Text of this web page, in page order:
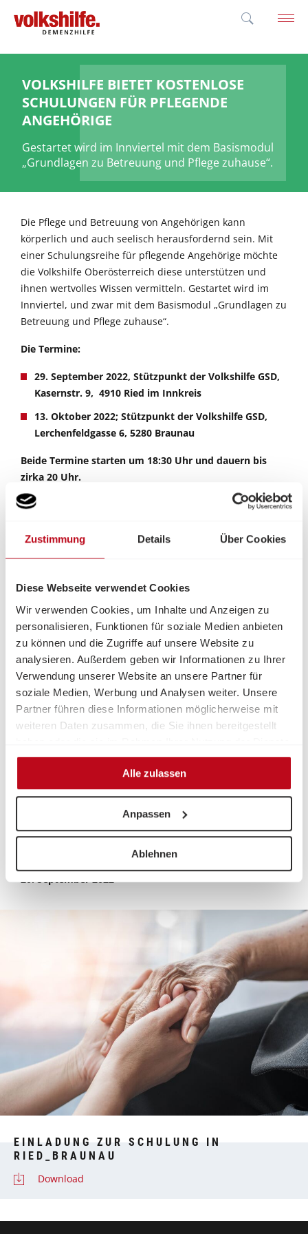
Zustimmung Details Über Cookies
Diese Webseite verwendet Cookies
Wir verwenden Cookies, um Inhalte und Anzeigen zu
personalisieren, Funktionen für soziale Medien anbieten
zu können und die Zugriffe auf unsere Website zu
analysieren. Außerdem geben wir Informationen zu Ihrer
Verwendung unserer Website an unsere Partner für
soziale Medien, Werbung und Analysen weiter. Unsere
Partner führen diese Informationen möglicherweise mit
weiteren Daten zusammen, die Sie ihnen bereitgestellt
gesammelt haben.
Alle zulassen
Anpassen
Ablehnen
VOLKSHILFE BIETET KOSTENLOSE
SCHULUNGEN FÜR PFLEGENDE
ANGEHÖRIGE
Gestartet wird im Innviertel mit dem Basismodul
„Grundlagen zu Betreuung und Pflege zuhause“.
Die Pflege und Betreuung von Angehörigen kann
körperlich und auch seelisch herausfordernd sein. Mit
einer Schulungsreihe für pflegende Angehörige möchte
die Volkshilfe Oberösterreich diese unterstützen und
ihnen wertvolles Wissen vermitteln. Gestartet wird im
Innviertel, und zwar mit dem Basismodul „Grundlagen zu
Betreuung und Pflege zuhause“.
Die Termine:
29. September 2022, Stützpunkt der Volkshilfe GSD,
Kasernstr. 9, 4910 Ried im Innkreis
13. Oktober 2022; Stützpunkt der Volkshilfe GSD,
Lerchenfeldgasse 6, 5280 Braunau
Beide Termine starten um 18:30 Uhr und dauern bis
zirka 20 Uhr.
Das Basismodul soll allgemeine Informationen über die
Enns anbieten. Der Fokus liegt auf der häuslichen Pflege
Aufbauend auf dem Basismodul werden in weiterer Folge
Praxismodule mit unterschiedlichen thematischen
Schwerpunkten angeboten, die entsprechenden Termine
folgen ehestmöglich.
Die Module sind kostenlos, eine Anmeldung ist
unbedingt erforderlich! Entweder telefonisch unter
07752/80711-50 oder via Mail unter der Adresse:
md-ried[at]volkshilfe-ooe.at
Achtung: Alle angebotenen Termine finden unter den
geltenden Corona-Bestimmungen statt und können
pandemiebedingt ggfs. auch kurzfristig ausfallen.
20. September 2022
EINLADUNG ZUR SCHULUNG IN
RIED_BRAUNAU
Download